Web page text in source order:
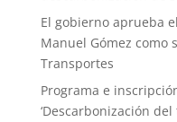
El gobierno aprueba
Manuel Gómez
Transportes
Programa e
‘Descarbonización